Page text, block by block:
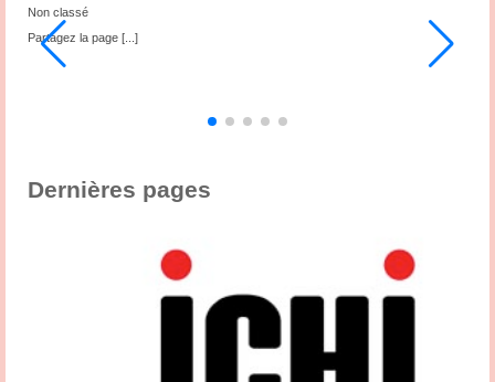
Non classé
Partagez la page [...]
Dernières pages